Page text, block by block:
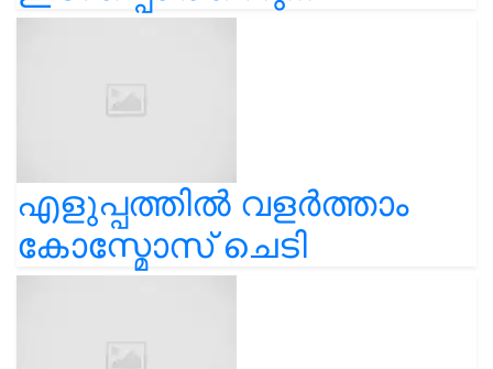
എളുപ്പത്തിൽ വളർത്താം
കോസ്മോസ് ചെടി